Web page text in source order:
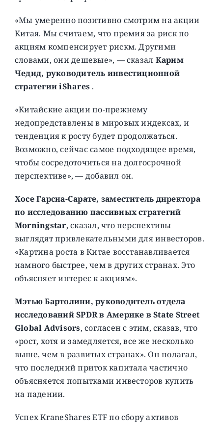
«Мы умеренно позитивно смотрим на акции
Китая. Мы считаем, что премия за риск по
акциям компенсирует рискм. Другими
словами, они дешевые», — сказал Карим
Чедид, руководитель инвестиционной
стратегии iShares .
«Китайские акции по-прежнему
недопредставлены в мировых индексах, и
тенденция к росту будет продолжаться.
Возможно, сейчас самое подходящее время,
чтобы сосредоточиться на долгосрочной
перспективе», — добавил он.
Хосе Гарсиа-Сарате, заместитель директора
по исследованию пассивных стратегий
Morningstar, сказал, что перспективы
выглядят привлекательными для инвесторов.
«Картина роста в Китае восстанавливается
намного быстрее, чем в других странах. Это
объясняет интерес к акциям».
Мэтью Бартолини, руководитель отдела
исследований SPDR в Америке в State Street
Global Advisors, согласен с этим, сказав, что
«рост, хотя и замедляется, все же несколько
выше, чем в развитых странах». Он полагал,
что последний приток капитала частично
объясняется попытками инвесторов купить
на падении.
Успех KraneShares ETF по сбору активов